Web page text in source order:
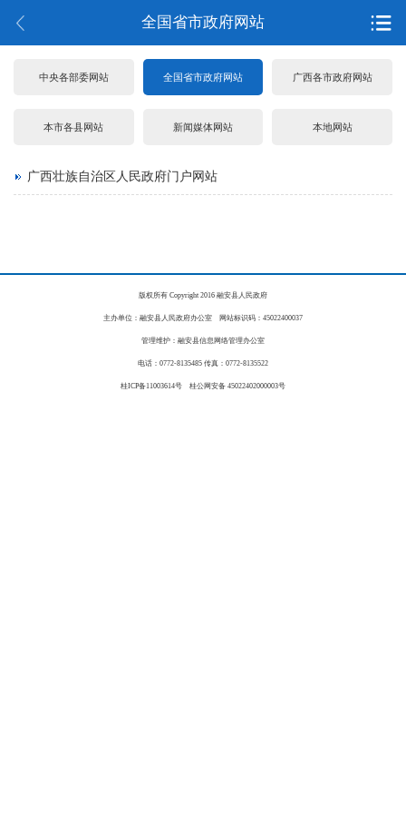
全国省市政府网站
中央各部委网站 全国省市政府网站 广西各市政府网站
本市各县网站 新闻媒体网站 本地网站
广西壮族自治区人民政府门户网站
版权所有 Copyright 2016 融安县人民政府
主办单位：融安县人民政府办公室 网站标识码：45022400037
管理维护：融安县信息网络管理办公室
电话：0772-8135485 传真：0772-8135522
桂ICP备11003614号 桂公网安备 45022402000003号